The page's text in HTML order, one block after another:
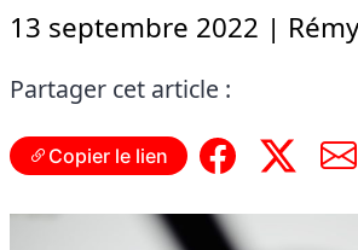
13 septembre 2022 |
Partager cet article :
Copier le lien